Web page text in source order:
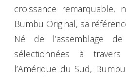
croissance remarquable,
Bumbu Original, sa
Né de l’assemblage
sélectionnées à
l’Amérique du Sud,